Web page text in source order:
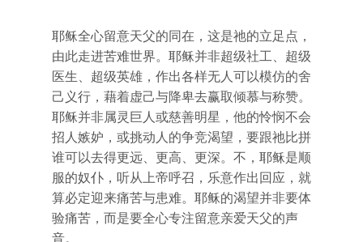
耶稣全心留意天父的同在，这是祂的立足点，
由此走进苦难世界。耶稣并非超级社工、超级
医生、超级英雄，作出各样无人可以模仿的舍
己义行，藉着虚己与降卑去赢取倾慕与称赞。
耶稣并非属灵巨人或慈善明星，他的怜悯不会
招人嫉妒，或挑动人的争竞渴望，要跟祂比拼
谁可以去得更远、更高、更深。不，耶稣是顺
服的奴仆，听从上帝呼召，乐意作出回应，就
算必定迎来痛苦与患难。耶稣的渴望并非要体
验痛苦，而是要全心专注留意亲爱天父的声
音。